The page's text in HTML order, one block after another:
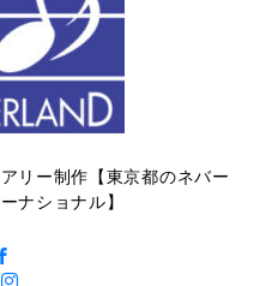
リー制作【東京都のネバー
ナショナル】